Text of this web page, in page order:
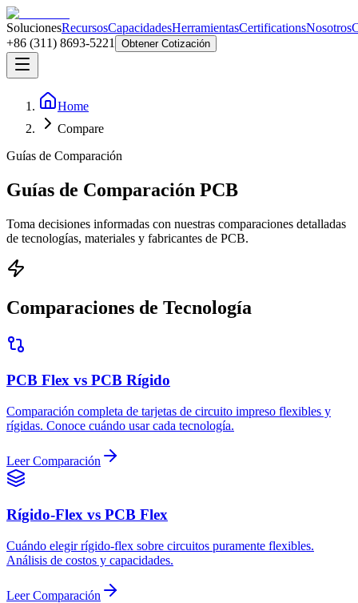
SolucionesRecursosCapacidadesHerramientasCertificationsNosotros
+86 (311) 8693-5221
Obtener Cotización
Home
Compare
Guías de Comparación
Guías de Comparación PCB
Toma decisiones informadas con nuestras comparaciones detalladas
de tecnologías, materiales y fabricantes de PCB.
Comparaciones de Tecnología
PCB Flex vs PCB Rígido
Comparación completa de tarjetas de circuito impreso flexibles y
rígidas. Conoce cuándo usar cada tecnología.
Leer Comparación
Rígido-Flex vs PCB Flex
Cuándo elegir rígido-flex sobre circuitos puramente flexibles.
Análisis de costos y capacidades.
Leer Comparación